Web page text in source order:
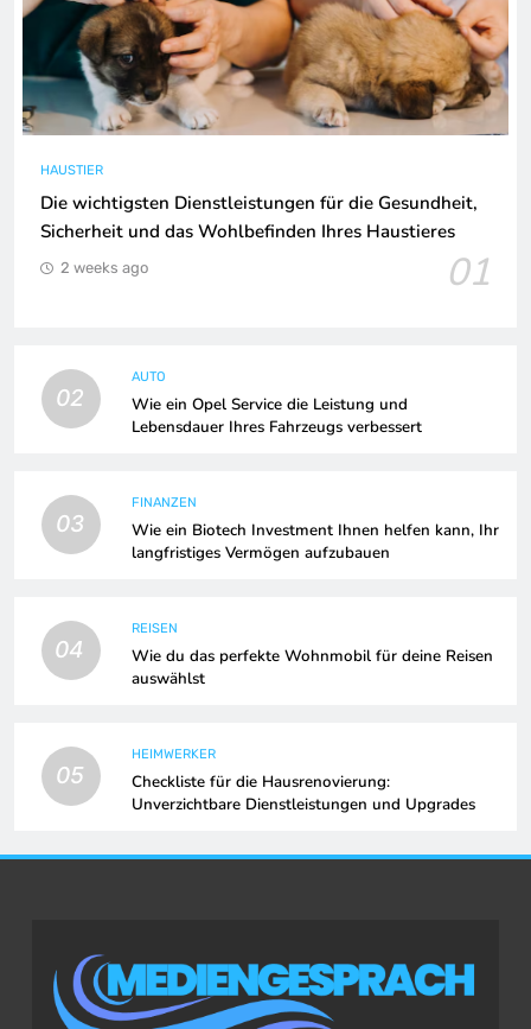
HAUSTIER
Die wichtigsten Dienstleistungen für die Gesundheit,
Sicherheit und das Wohlbefinden Ihres Haustieres
01
2 weeks ago
02
AUTO
Wie ein Opel Service die Leistung und
Lebensdauer Ihres Fahrzeugs verbessert
03
FINANZEN
Wie ein Biotech Investment Ihnen helfen kann, Ihr
langfristiges Vermögen aufzubauen
04
REISEN
Wie du das perfekte Wohnmobil für deine Reisen
auswählst
05
HEIMWERKER
Checkliste für die Hausrenovierung:
Unverzichtbare Dienstleistungen und Upgrades